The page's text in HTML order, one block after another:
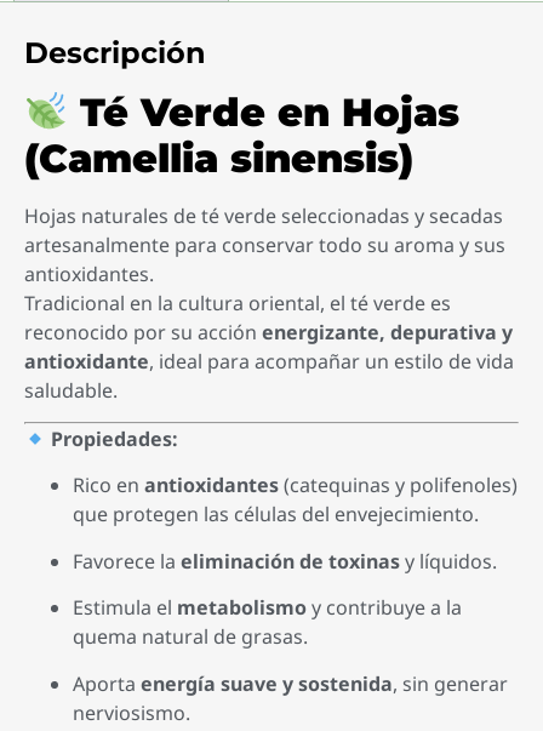
Descripción
Té Verde en Hojas
(Camellia sinensis)
Hojas naturales de té verde seleccionadas y secadas
artesanalmente para conservar todo su aroma y sus
antioxidantes.
Tradicional en la cultura oriental, el té verde es
reconocido por su acción energizante, depurativa y
antioxidante, ideal para acompañar un estilo de vida
saludable.
Propiedades:
Rico en antioxidantes(catequinas y polifenoles)
que protegen las células del envejecimiento.
Favorece la eliminación de toxinasy líquidos.
Estimula el metabolismoy contribuye a la
quema natural de grasas.
Aporta energía suave y sostenida, sin generar
nerviosismo.